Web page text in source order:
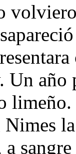
Un año
Nimes
a